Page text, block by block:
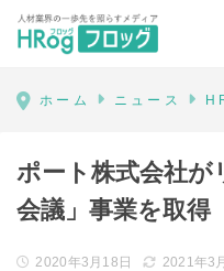
HRog | 人材業界
ホーム ニュース
ポート株式会社が
会議」事業を取得
2020年3月18日 2021年3